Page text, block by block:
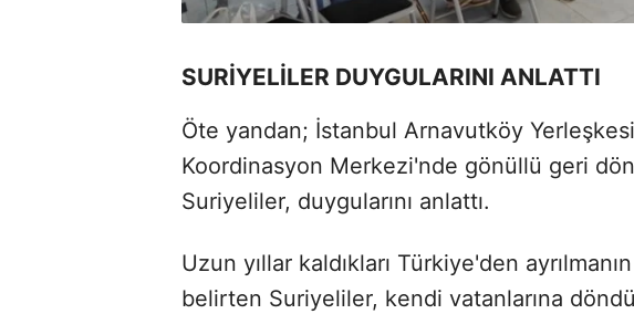
SURİYELİLER DUYGULARINI ANLATTI
Öte yandan; İstanbul Arnavutköy
Koordinasyon Merkezi'nde gönüllü geri
Suriyeliler, duygularını anlattı.
Uzun yıllar kaldıkları Türkiye'den
belirten Suriyeliler, kendi vatanlarına